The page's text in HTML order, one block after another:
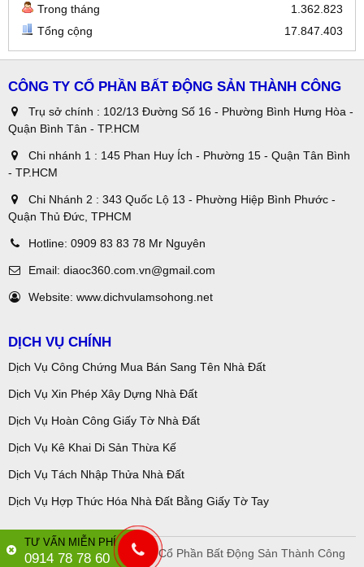
Trong tháng
1.362.823
Tổng cộng
17.847.403
CÔNG TY CỔ PHẦN BẤT ĐỘNG SẢN THÀNH CÔNG
Trụ sở chính : 102/13 Đường Số 16 - Phường Bình Hưng Hòa -
Quận Bình Tân - TP.HCM
Chi nhánh 1 : 145 Phan Huy Ích - Phường 15 - Quận Tân Bình
- TP.HCM
Chi Nhánh 2 : 343 Quốc Lộ 13 - Phường Hiệp Bình Phước -
Quận Thủ Đức, TPHCM
Hotline: 0909 83 83 78 Mr Nguyên
Email: diaoc360.com.vn@gmail.com
Website: www.dichvulamsohong.net
DỊCH VỤ CHÍNH
Dịch Vụ Công Chứng Mua Bán Sang Tên Nhà Đất
Dịch Vụ Xin Phép Xây Dựng Nhà Đất
Dịch Vụ Hoàn Công Giấy Tờ Nhà Đất
Dịch Vụ Kê Khai Di Sản Thừa Kế
Dịch Vụ Tách Nhập Thửa Nhà Đất
Dịch Vụ Hợp Thức Hóa Nhà Đất Bằng Giấy Tờ Tay
Copyright © 2018 Công Ty Cổ Phần Bất Động Sản Thành Công
TƯ VẤN MIỄN PHÍ
0914 78 78 60